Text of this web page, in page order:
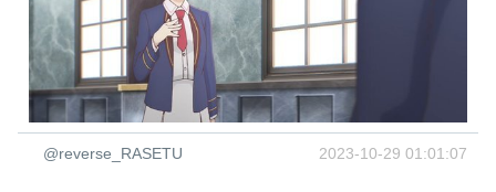
@reverse_RASETU 2023-10-29 01:01:07